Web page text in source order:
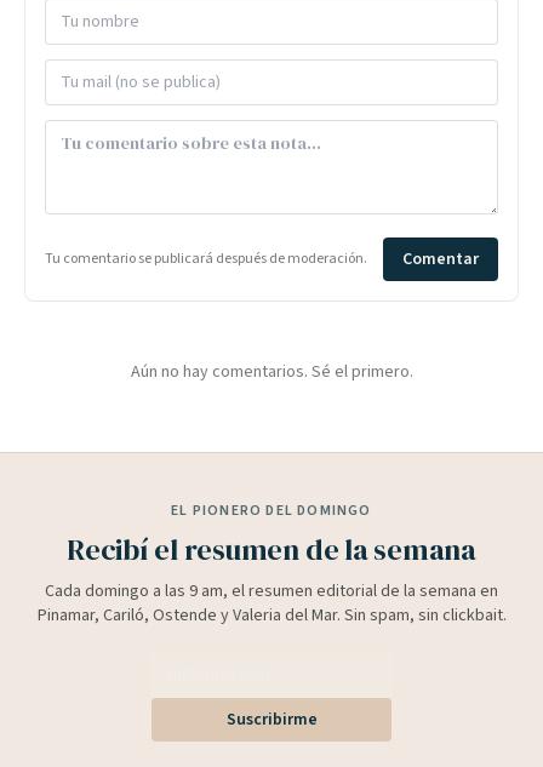
Tu comentario se publicará después de moderación. Comentar
Aún no hay comentarios. Sé el primero.
EL PIONERO DEL DOMINGO
Recibí el resumen de la semana
Cada domingo a las 9 am, el resumen editorial de la semana en
Pinamar, Cariló, Ostende y Valeria del Mar. Sin spam, sin clickbait.
Suscribirme